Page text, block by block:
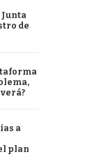
de
a
plan